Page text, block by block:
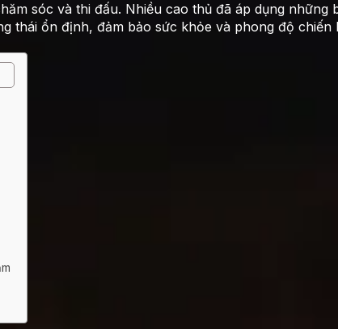
sóc và thi đấu. Nhiều cao thủ đã áp dụng những
thái ổn định, đảm bảo sức khỏe và phong độ chiến